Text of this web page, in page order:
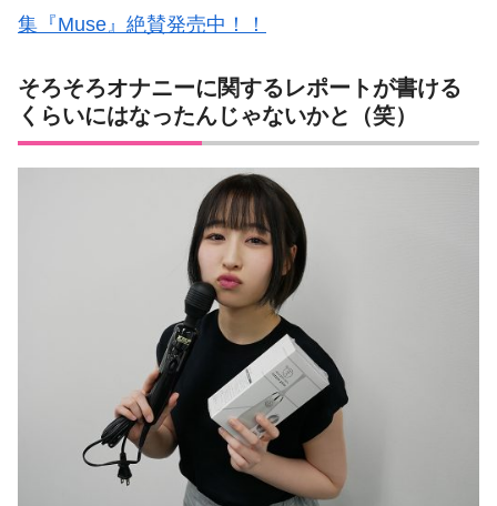
集『Muse』絶賛発売中！！
そろそろオナニーに関するレポートが書ける
くらいにはなったんじゃないかと（笑）